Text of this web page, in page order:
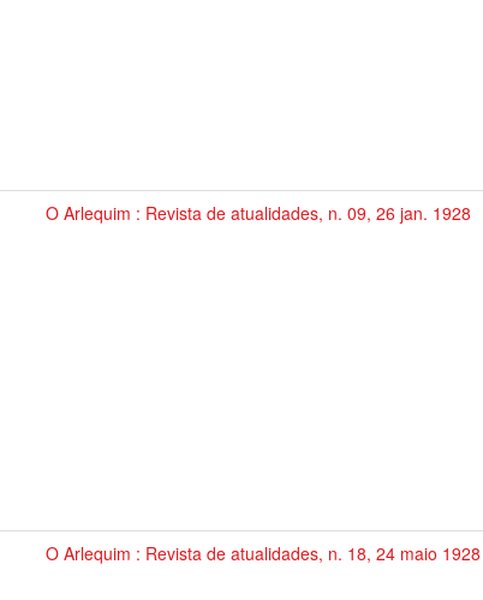
O Arlequim : Revista de atualidades, n. 09, 26 jan. 1928
O Arlequim : Revista de atualidades, n. 18, 24 maio 1928